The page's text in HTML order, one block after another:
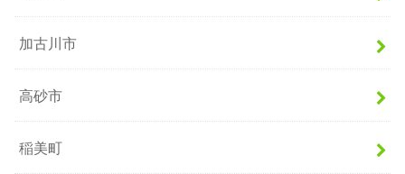
加古川市
高砂市
稲美町